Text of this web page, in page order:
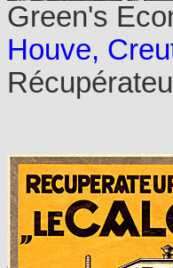
Green's
Houve,